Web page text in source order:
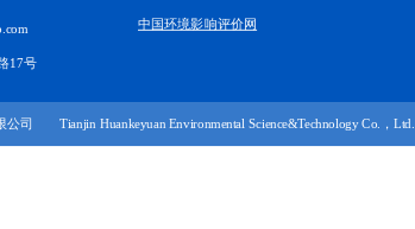
17号
中国环境影响评价网
司 Tianjin Huankeyuan Environmental Science&Technology Co.，Ltd.